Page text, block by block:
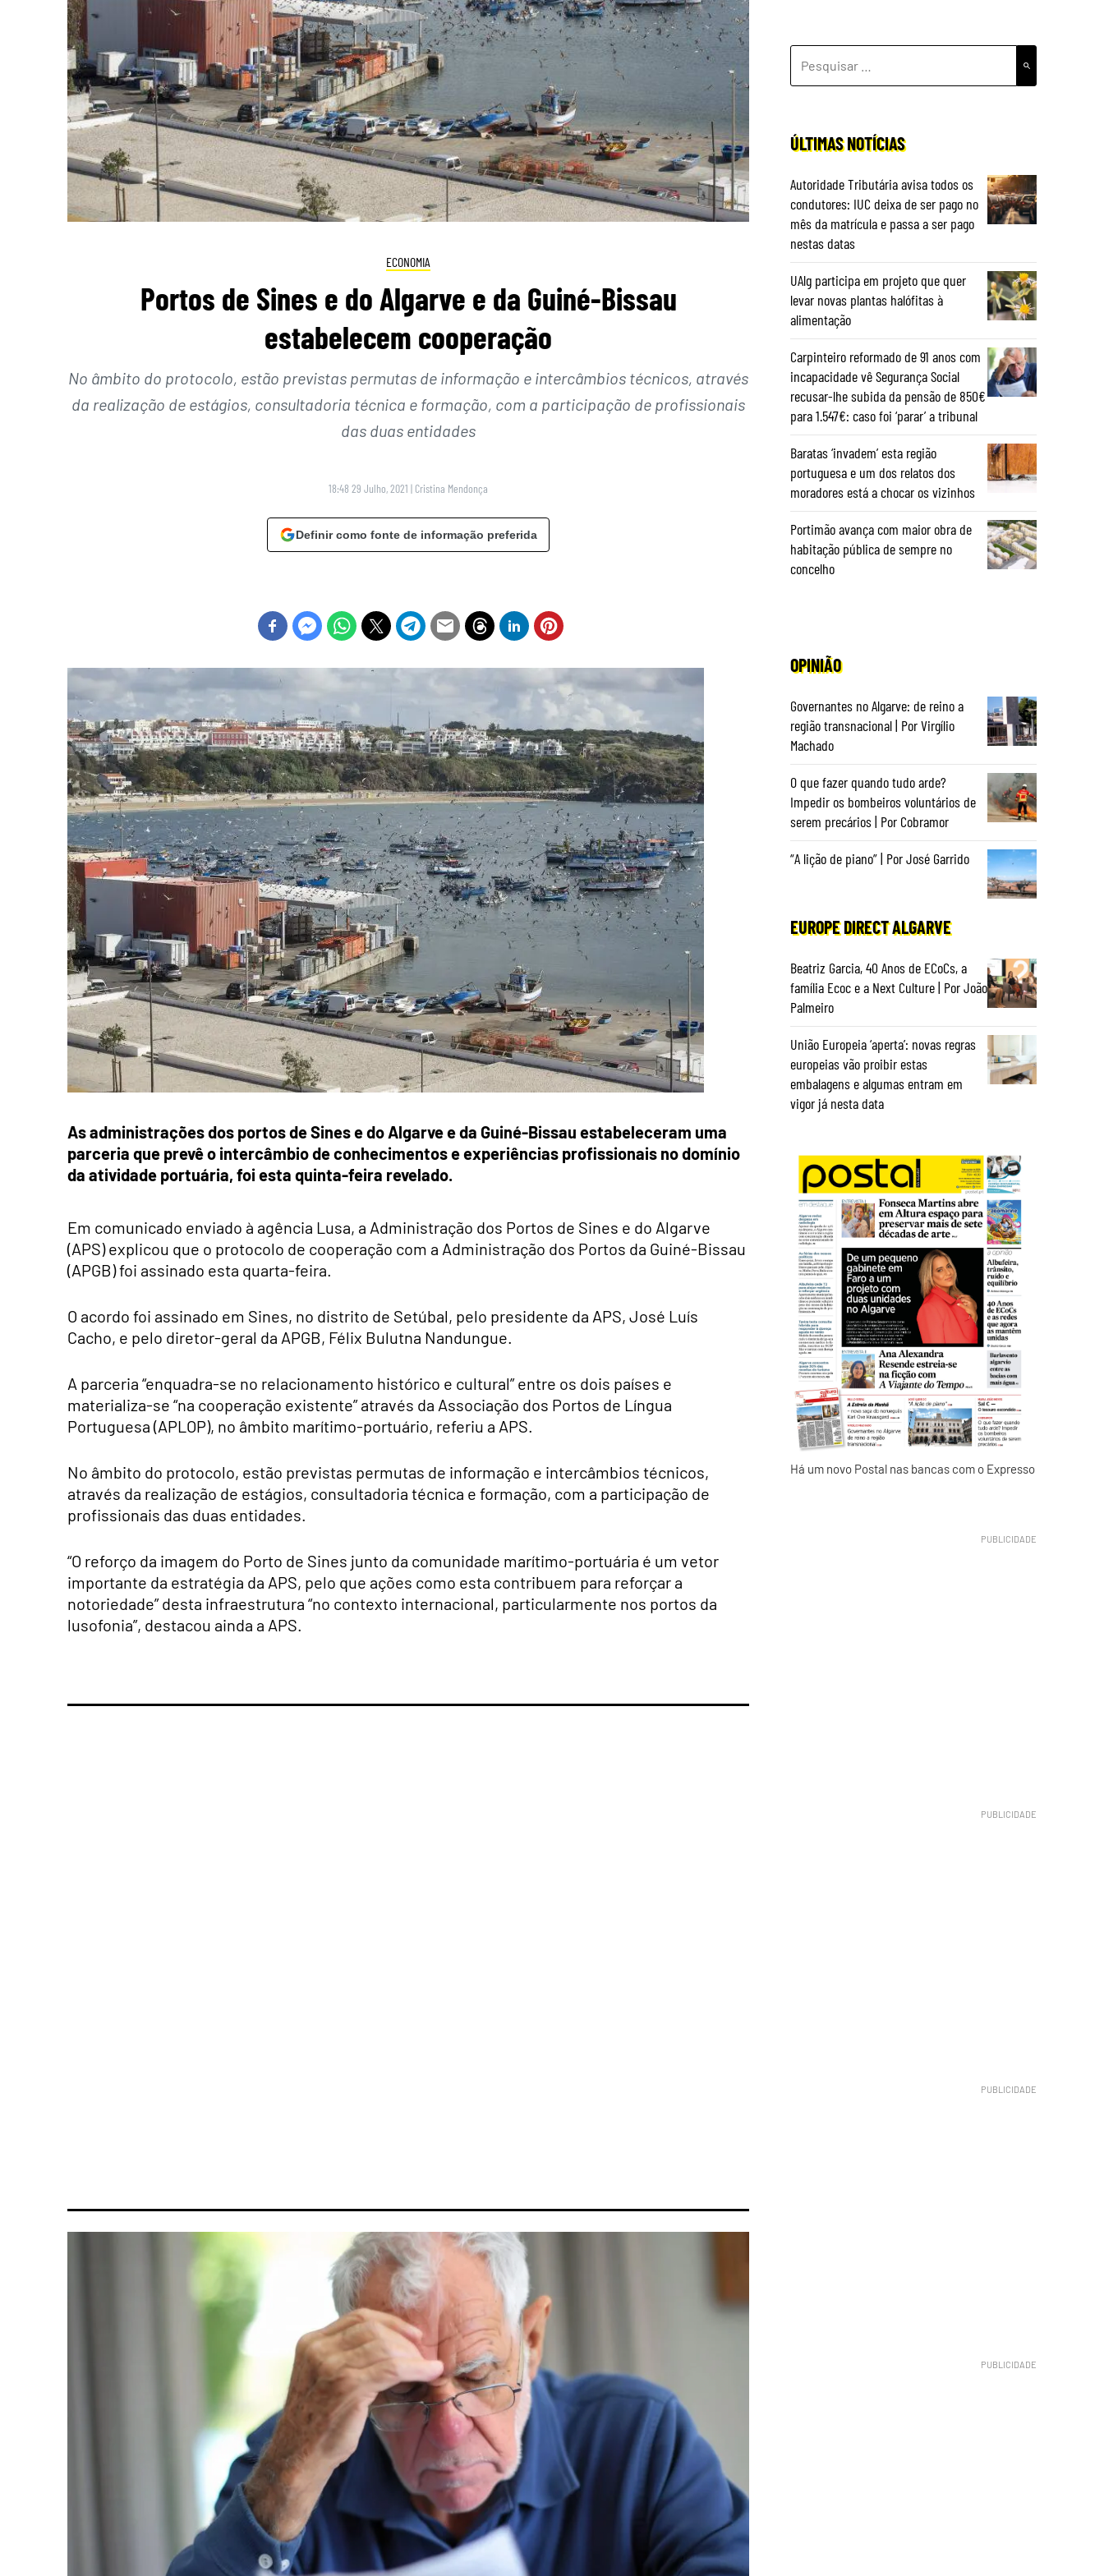
ECONOMIA
Portos de Sines e do Algarve e da Guiné-Bissau
estabelecem cooperação
No âmbito do protocolo, estão previstas permutas de informação e intercâmbios técnicos, através
da realização de estágios, consultadoria técnica e formação, com a participação de profissionais
das duas entidades
18:48 29 Julho, 2021 | Cristina Mendonça
Definir como fonte de informação preferida
As administrações dos portos de Sines e do Algarve e da Guiné-Bissau estabeleceram uma
parceria que prevê o intercâmbio de conhecimentos e experiências profissionais no domínio
da atividade portuária, foi esta quinta-feira revelado.
Em comunicado enviado à agência Lusa, a Administração dos Portos de Sines e do Algarve
(APS) explicou que o protocolo de cooperação com a Administração dos Portos da Guiné-Bissau
(APGB) foi assinado esta quarta-feira.
O acordo foi assinado em Sines, no distrito de Setúbal, pelo presidente da APS, José Luís
Cacho, e pelo diretor-geral da APGB, Félix Bulutna Nandungue.
A parceria “enquadra-se no relacionamento histórico e cultural” entre os dois países e
materializa-se “na cooperação existente” através da Associação dos Portos de Língua
Portuguesa (APLOP), no âmbito marítimo-portuário, referiu a APS.
No âmbito do protocolo, estão previstas permutas de informação e intercâmbios técnicos,
através da realização de estágios, consultadoria técnica e formação, com a participação de
profissionais das duas entidades.
“O reforço da imagem do Porto de Sines junto da comunidade marítimo-portuária é um vetor
importante da estratégia da APS, pelo que ações como esta contribuem para reforçar a
notoriedade” desta infraestrutura “no contexto internacional, particularmente nos portos da
lusofonia”, destacou ainda a APS.
POR:
ÚLTIMAS NOTÍCIAS
Autoridade Tributária avisa todos os
condutores: IUC deixa de ser pago no
mês da matrícula e passa a ser pago
nestas datas
UAlg participa em projeto que quer
levar novas plantas halófitas à
alimentação
Carpinteiro reformado de 91 anos com
incapacidade vê Segurança Social
recusar-lhe subida da pensão de 850€
para 1.547€: caso foi ‘parar’ a tribunal
Baratas ‘invadem’ esta região
portuguesa e um dos relatos dos
moradores está a chocar os vizinhos
Portimão avança com maior obra de
habitação pública de sempre no
concelho
OPINIÃO
Governantes no Algarve: de reino a
região transnacional | Por Virgílio
Machado
O que fazer quando tudo arde?
Impedir os bombeiros voluntários de
serem precários | Por Cobramor
“A lição de piano” | Por José Garrido
EUROPE DIRECT ALGARVE
Beatriz Garcia, 40 Anos de ECoCs, a
família Ecoc e a Next Culture | Por João
Palmeiro
União Europeia ‘aperta’: novas regras
europeias vão proibir estas
embalagens e algumas entram em
vigor já nesta data
Há um novo Postal nas bancas com o Expresso